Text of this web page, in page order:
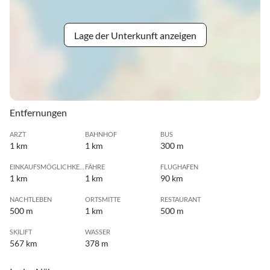
Lage der Unterkunft anzeigen
Entfernungen
ARZT
1 km
BAHNHOF
1 km
BUS
300 m
1 km
FÄHRE
1 km
FLUGHAFEN
90 km
NACHTLEBEN
500 m
ORTSMITTE
1 km
RESTAURANT
500 m
SKILIFT
567 km
WASSER
378 m